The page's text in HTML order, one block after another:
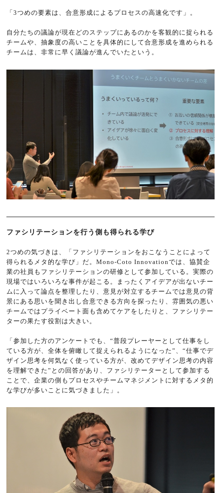
「3つめの要素は、合意形成によるプロセスの高速化です」。
自分たちの議論が現在どのステップにあるのかを客観的に捉られる
チームや、抽象度の高いことを具体的にして合意形成を進められる
チームは、非常に早く議論が進んでいたという。
ファシリテーションを行う側も得られる学び
2つめの気づきは、「ファシリテーションをおこなうことによって
得られるメタ的な学び」だ。Mono-Coto Innovationでは、協賛企
業の社員もファシリテーションの研修として参加している。実際の
現場ではいろいろな事件が起こる。まったくアイデアが出ないチー
ムに入って論点を整理したり、意見が対立するチームでは意見の背
景にある思いを聞き出し合意できる方向を探ったり、雰囲気の悪い
チームではプライベート面も含めてケアをしたりと、ファシリテー
ターの果たす役割は大きい。
「参加した方のアンケートでも、“普段プレーヤーとして仕事をし
ている方が、全体を俯瞰して捉えられるようになった”、“仕事でデ
ザイン思考を何気なく使っている方が、改めてデザイン思考の内容
を理解できた”との回答があり、ファシリテーターとして参加する
ことで、企業の側もプロセスやチームマネジメントに対するメタ的
な学びが多いことに気づきました」。